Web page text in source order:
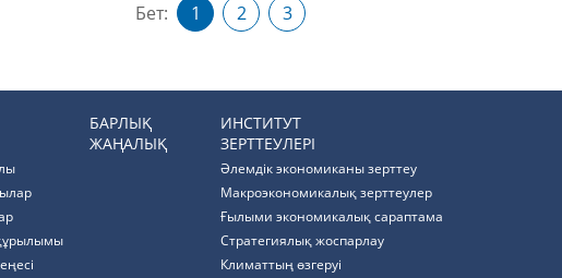
Бет: 1 2 3
БАРЛЫҚ
ЖАҢАЛЫҚ
ИНСТИТУТ
ЗЕРТТЕУЛЕРІ
Әлемдік экономиканы зерттеу
Макроэкономикалық зерттеулер
Ғылыми экономикалық сараптама
Стратегиялық жоспарлау
Климаттың өзгеруі